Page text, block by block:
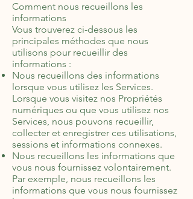
Comment nous recueillons les
informations
Vous trouverez ci-dessous les
principales méthodes que nous
utilisons pour recueillir des
informations :
Nous recueillons des informations
lorsque vous utilisez les Services.
Lorsque vous visitez nos Propriétés
numériques ou que vous utilisez nos
Services, nous pouvons recueillir,
collecter et enregistrer ces utilisations,
sessions et informations connexes.
Nous recueillons les informations que
vous nous fournissez volontairement.
Par exemple, nous recueillons les
informations que vous nous fournissez